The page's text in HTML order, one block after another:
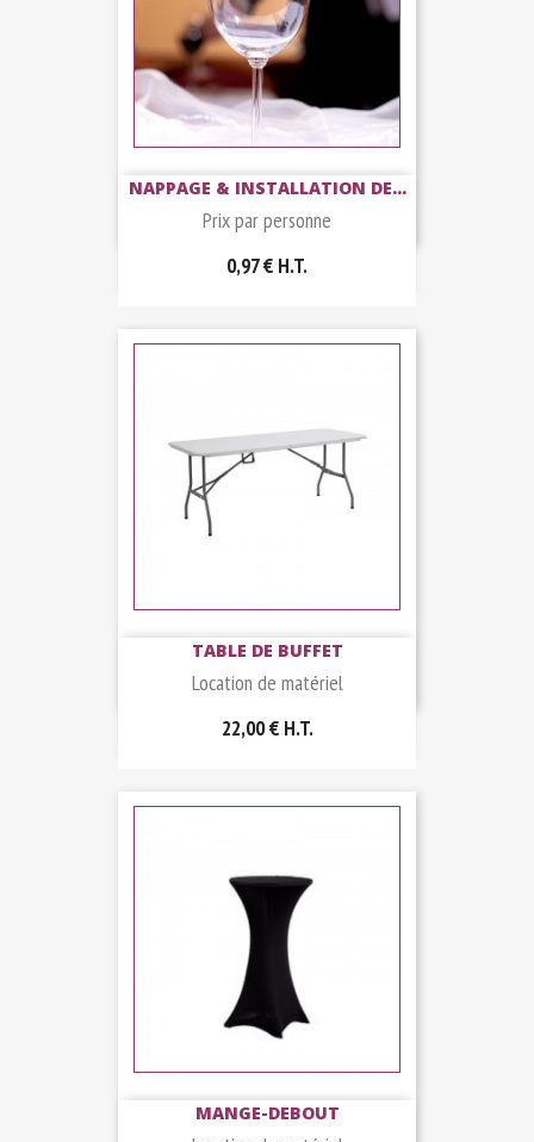
NAPPAGE & INSTALLATION DE...
Prix par personne
0,97 € H.T.
TABLE DE BUFFET
Location de matériel
22,00 € H.T.
MANGE-DEBOUT